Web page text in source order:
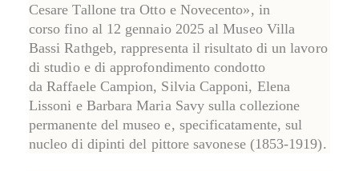
Cesare Tallone tra Otto e Novecento», in
corsofino al 12 gennaio 2025 alMuseo Villa
Bassi Rathgeb, rappresenta il risultato di un lavoro
di studio e di approfondimento condotto
daRaffaele Campion, Silvia Capponi, Elena
Lissoni e Barbara Maria Savysulla collezione
permanente del museo e, specificatamente, sul
nucleo di dipinti del pittore savonese (1853-1919).